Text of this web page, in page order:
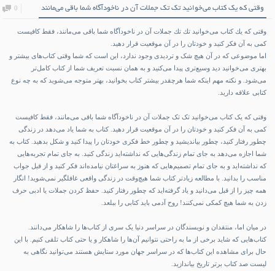
وقتی كه یك كتاب می‌خوانید تك تك جملات آن در ناخودآگاه شما باقی می‌مانند 0
وقتی كه یك كتاب می‌خوانید تك تك جملات آن در ناخودآگاه شما باقی می‌مانند، فقط كافیست
كمی به آن فكر كنید و خودتان را در آن موقعیت قرار دهید.
اما موضوعی که در آن هیچ شک و تردیدی وجود ندارد، این است که شما وقتی کتاب‌های بیشتر و
بهتری می‌خوانید دید وسیع‌تری پیدا می‌کنید و به همان نسبت تعریف شما از کتاب کامل‌تر
می‌شود. و نکته مهم اینکه شما هرچقدر بیشتر کتاب بخوانید، بهتر متوجه می‌شوید که به چه نوع
کتابی علاقه دارید.
وقتی که یک کتاب می‌خوانید تک تک جملات آن در ناخودآگاه شما باقی می‌مانند، فقط کافیست
کمی به آن فکر کنید و خودتان را در آن موقعیت قرار دهید. کتاب به شما یاد می‌دهد در زندگی
چطور رفتار کنید، چطور بیاندیشید و چطور خط فکری خودتان را پیدا کنید و شکل بدهید. کتاب به
شما اجازه می‌دهد به جای تمام زندگی‌هایی که نداشته‌اید زندگی کنید. به جای تمام تجربه‌هایی
که نداشته‌اید و به جای تمام تصمیم‌هایی که هنوز به سراغتان نیامده‌اند فکر کنید و از قبل جواب
مناسب را بدانید. با مطالعه زیادتر کتاب‌ شما هیچ‌وقت در زندگی واقعی غافلگیر نمی‌شوید! انگار
همه چیز را از قبل می‌دانید و یاد گرفته‌اید که چطور رفتار کنید. حفظ کردن جملات یا ادبی حرف
زدن به شما هیچ کمکی نمی‌کنند! روح آدمی باید کتابی را ببلعد.
در میان اما، منتقدان و نویسندگان در سراسر دنیا یک سری از کتاب‌ها را شاهکار می‌دانند.
کتاب‌هایی که شاید برخی از ما به راحتی نتوانیم آن‌ها را شاهکار و یا حتی کتاب تلقی کنیم. با این
حال برای مشاهده این کتاب‌ها که در سراسر جهان مورد ستایش هستند می‌توانید نگاهی به
لیست صد کتاب برتر تاریخ بیاندازید.